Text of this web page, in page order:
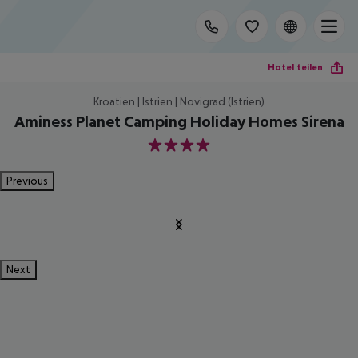
Hotel teilen
Kroatien | Istrien | Novigrad (Istrien)
Aminess Planet Camping Holiday Homes Sirena
4
Previous
Next